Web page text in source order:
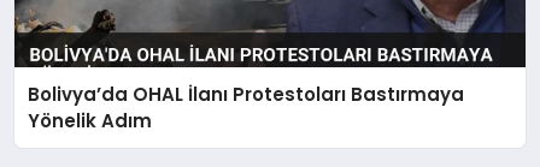
SPOR
TEKNOLOJI
Bolivya’da OHAL İlanı Protestoları Bastırmaya
Yönelik Adım